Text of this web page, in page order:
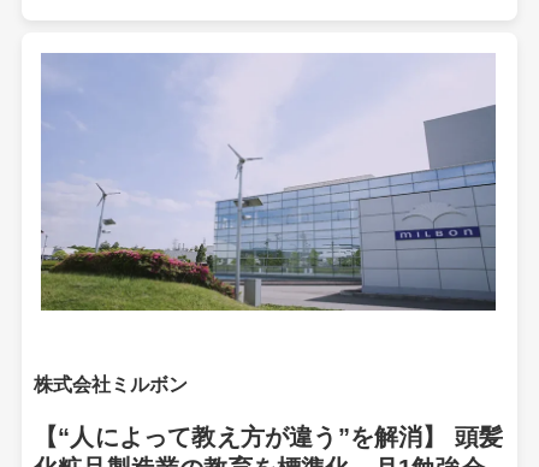
株式会社ミルボン
【“人によって教え方が違う”を解消】 頭髪